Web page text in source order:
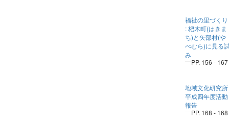
福祉の里づくり
: 杷木町(はきま
ち)と矢部村(や
べむら)に見る
み
PP. 156 - 167
地域文化研究所
平成四年度活動
報告
PP. 168 - 168